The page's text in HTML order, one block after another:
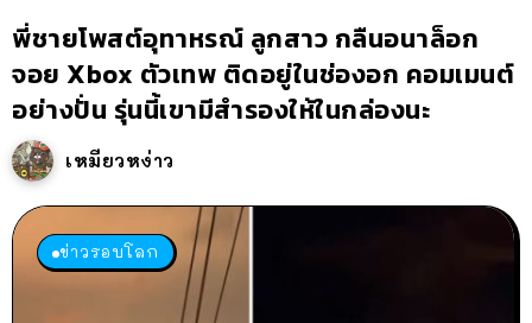
พี่ชายโพสต์อุทาหรณ์ ลูกสาว กลืนอนาล็อก
จอย Xbox ตัวเทพ ติดอยู่ในช่องอก คอมเมนต์
อย่างปั่น รุ่นนี้เขามีสำรองให้ในกล่องนะ
เหมียวหง่าว
ข่าวรอบโลก